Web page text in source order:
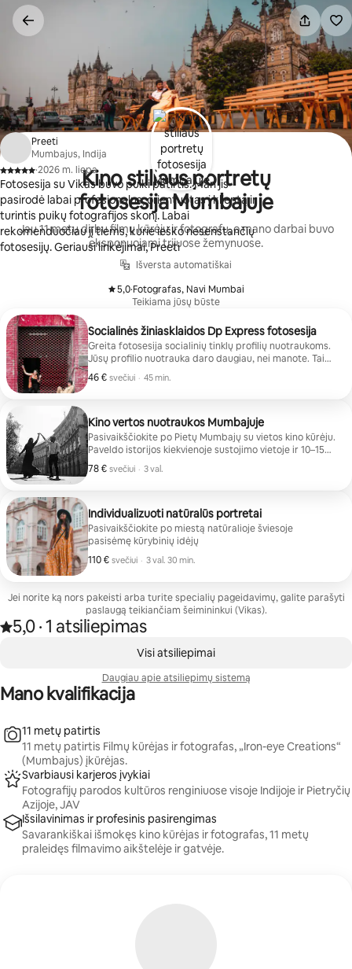
Pereiti
prie
turinio
Kino stiliaus portretų
fotosesija Mumbajuje
Jau 11 metų dirbu filmų kūrėju ir fotografu, o mano darbai buvo
eksponuojami trijuose žemynuose.
Išversta automatiškai
5,0
, ·Fotografas, Navi Mumbai
Teikiama jūsų būste
Socialinės žiniasklaidos Dp Express fotosesija
Greita fotosesija socialinių tinklų profilių nuotraukoms.
Jūsų profilio nuotrauka daro daugiau, nei manote. Tai
pirmas dalykas, pagal kurį žmonės apie jus sprendžia –
prieš jūsų biografiją, prieš jūsų darbą, prieš bet ką, ką iš
ženklams, straipsniams ir tarptautiniams klientams.
Šioje sesijoje tą patį dėmesį skiriu kažkam daug
asmeniškesniam: kad atrodytumėte kaip geriausia,
46 € svečiui
46 € svečiui
, · 45 min.
Kino vertos nuotraukos Mumbajuje
Pasivaikščiokite po Pietų Mumbajų su vietos kino kūrėju.
Paveldo istorijos kiekvienoje sustojimo vietoje ir 10–15
jūsų kino portretų, suredaguotų ir pateiktų per 48
valandas.
78 € svečiui
78 € svečiui
, · 3 val.
Individualizuoti natūralūs portretai
Pasivaikščiokite po miestą natūralioje šviesoje
pasisėmę kūrybinių idėjų
110 € svečiui
110 € svečiui
, · 3 val. 30 min.
Jei norite ką nors pakeisti arba turite specialių pageidavimų, galite parašyti
paslaugą teikiančiam šeimininkui (Vikas).
Įvertinta 5,0 iš 5 žvaigždučių, remiantis 1 atsiliepimu
5,0
, ·1 atsiliepimas
Preeti
Mumbajus, Indija
,
·2026 m. liepa
Fotosesija su Vikas buvo puiki patirtis. Man jis
pasirodė labai profesionalus, orientuotas į klientą ir
turintis puikų fotografijos skonį. Labai
rekomenduočiau jį tiems, kurie ieško nesenstančių
fotosesijų. Geriausi linkėjimai, Preeti
Visi atsiliepimai
Daugiau apie atsiliepimų sistemą
Mano kvalifikacija
11 metų patirtis
11 metų patirtis Filmų kūrėjas ir fotografas, „Iron-eye Creations“
(Mumbajus) įkūrėjas.
Svarbiausi karjeros įvykiai
Fotografijų parodos kultūros renginiuose visoje Indijoje ir Pietryčių
Azijoje, JAV
Išsilavinimas ir profesinis pasirengimas
Savarankiškai išmokęs kino kūrėjas ir fotografas, 11 metų
praleidęs filmavimo aikštelėje ir gatvėje.